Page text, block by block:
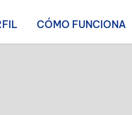
CÓMO FUNCIONA